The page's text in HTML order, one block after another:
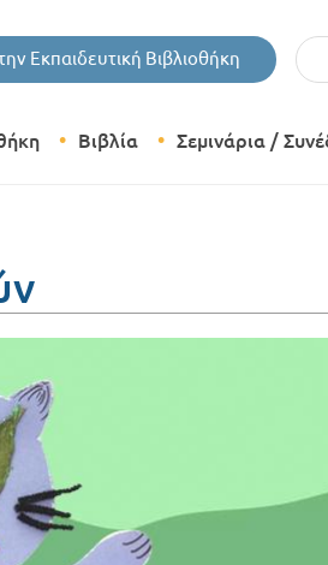
Εκπαιδευτική Βιβλιοθήκη
Βιβλία Σεμινάρια /